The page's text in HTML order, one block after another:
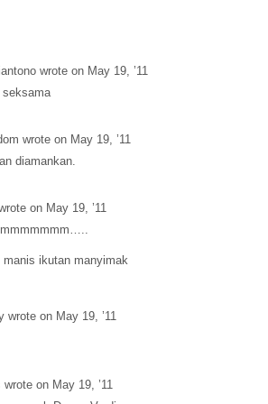
wrote on May 19, ’11
wrote on May 19, ’11
diamankan.
on May 19, ’11
manis ikutan manyimak
wrote on May 19, ’11
wrote on May 19, ’11